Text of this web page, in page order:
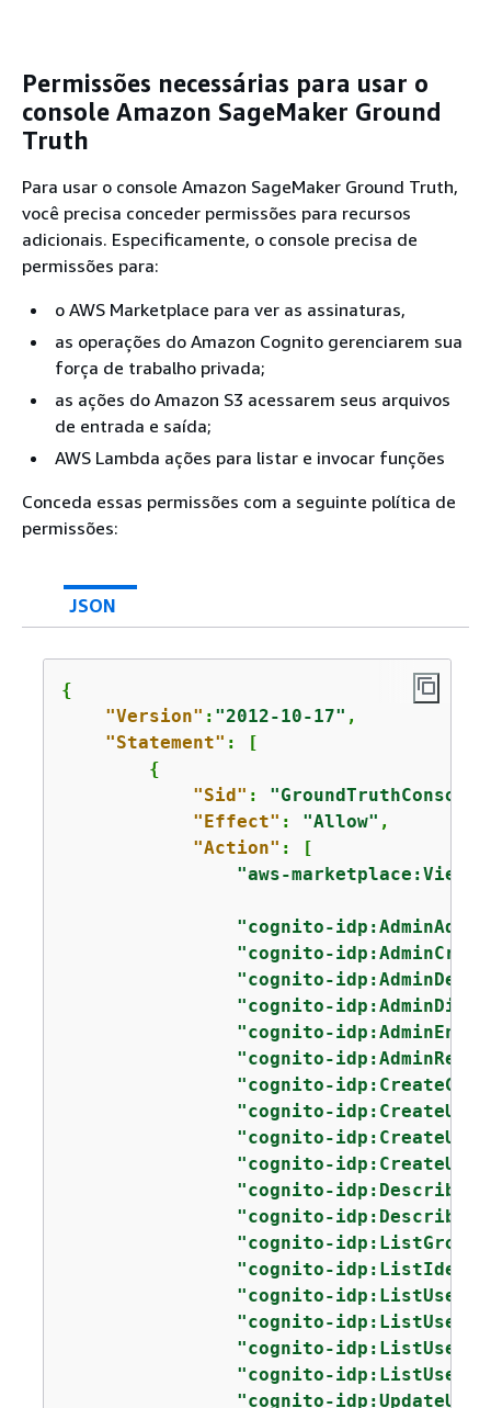
Permissões necessárias para usar o
console Amazon SageMaker Ground
Truth
Para usar o console Amazon SageMaker Ground Truth,
você precisa conceder permissões para recursos
adicionais. Especificamente, o console precisa de
permissões para:
o AWS Marketplace para ver as assinaturas,
as operações do Amazon Cognito gerenciarem sua
força de trabalho privada;
as ações do Amazon S3 acessarem seus arquivos
de entrada e saída;
AWS Lambda ações para listar e invocar funções
Conceda essas permissões com a seguinte política de
permissões:
JSON
{
"Version" : "2012-10-17" ,
"Statement" : [
{
"Sid" : "GroundTruthConsole"
"Effect" : "Allow" ,
"Action" : [
"aws-
"cognito-
"cognito-
"cognito-
"cognito-
"cognito-
"cognito-
"cognito-
"cognito-
"cognito-
"cognito-
"cognito-
"cognito-
"cognito-
"cognito-
"cognito-idp:ListUsers"
"cognito-
"cognito-
"cognito-
"cognito-